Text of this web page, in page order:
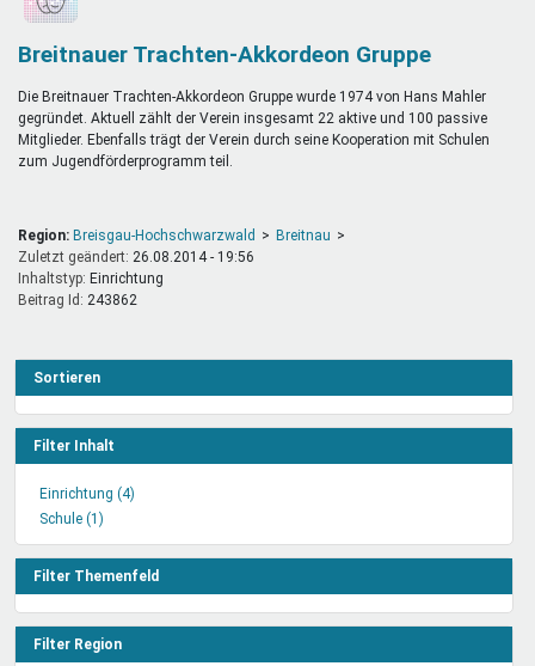
Breitnauer Trachten-Akkordeon Gruppe
Die Breitnauer Trachten-Akkordeon Gruppe wurde 1974 von Hans Mahler
gegründet. Aktuell zählt der Verein insgesamt 22 aktive und 100 passive
Mitglieder. Ebenfalls trägt der Verein durch seine Kooperation mit Schulen
zum Jugendförderprogramm teil.
Region: Breisgau-Hochschwarzwald
Breitnau
Zuletzt geändert: 26.08.2014 - 19:56
Inhaltstyp:
einrichtung
Beitrag Id: 243862
Sortieren
Filter Inhalt
Einrichtung (4)
anwenden
Schule (1)
Filter
anwenden
Filter Themenfeld
Filter Region